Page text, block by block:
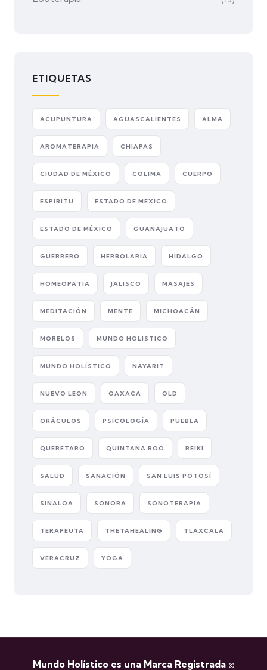
ETIQUETAS
ACUPUNTURA AGUASCALIENTES ALMA
AROMATERAPIA CHIAPAS
CIUDAD DE MÉXICO COLIMA CUERPO
ESPIRITU ESTADO DE MEXICO
ESTADO DE MÉXICO GUANAJUATO
GUERRERO HERBOLARIA HIDALGO
HOMEOPATÍA JALISCO MASAJES
MEDITACIÓN MENTE MICHOACÁN
MORELOS MUNDO HOLISTICO
MUNDO HOLÍSTICO NAYARIT
NUEVO LEÓN OAXACA OLD
ORÁCULOS PSICOLOGÍA PUEBLA
QUERETARO QUINTANA ROO REIKI
SALUD SANACIÓN SAN LUIS POTOSÍ
SINALOA SONORA SONOTERAPIA
TERAPEUTA THETAHEALING TLAXCALA
VERACRUZ YOGA
Mundo Holístico es una Marca Registrada ©